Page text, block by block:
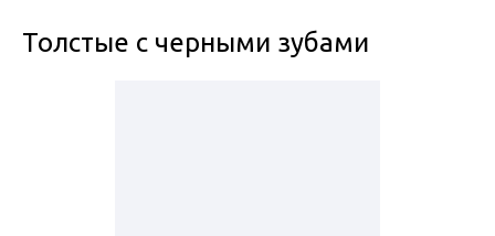
Толстые с черными зубами